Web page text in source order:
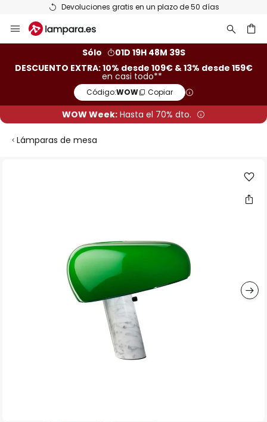
Devoluciones gratis en un plazo de 50 días
al
Sólo
01D 19H 48M 38S
DESCUENTO EXTRA: 10% desde 109€ & 13% desde 159€
en casi todo**
Código:WOW Copiar
WOW Week: Hasta el 70% dto.
Lámparas de mesa